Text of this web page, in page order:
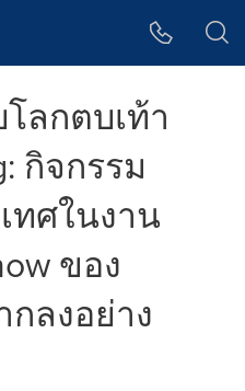
ลกตบเท้า
กิจกรรม
ทศในงาน
ของ
กลงอย่าง